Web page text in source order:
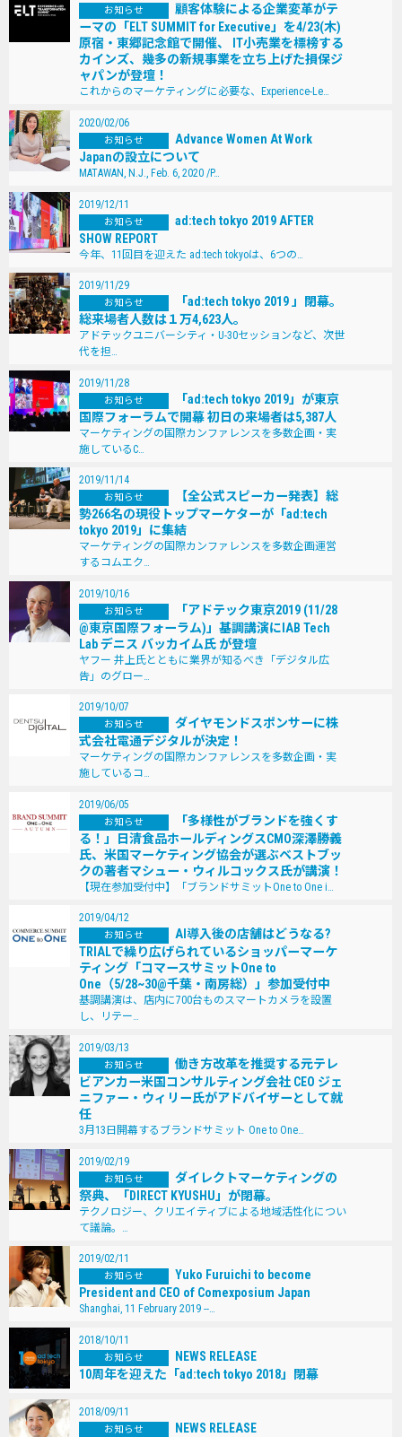
お知らせ
顧客体験による企業変⾰がテ
ーマの「ELT SUMMIT for Executive」を4/23(⽊)
原宿・東郷記念館で開催、 IT⼩売業を標榜する
カインズ、幾多の新規事業を⽴ち上げた損保ジ
ャパンが登壇！
これからのマーケティングに必要な、Experience-Le…
2020/02/06
お知らせ
Advance Women At Work
Japanの設立について
MATAWAN, N.J., Feb. 6, 2020 /P…
2019/12/11
お知らせ
ad:tech tokyo 2019 AFTER
SHOW REPORT
今年、11回目を迎えた ad:tech tokyoは、6つの…
2019/11/29
お知らせ
「ad:tech tokyo 2019 」閉幕。
総来場者人数は１万4,623人。
アドテックユニバーシティ・U-30セッションなど、次世
代を担…
2019/11/28
お知らせ
「ad:tech tokyo 2019」が東京
国際フォーラムで開幕 初日の来場者は5,387人
マーケティングの国際カンファレンスを多数企画・実
施しているC…
2019/11/14
お知らせ
【全公式スピーカー発表】総
勢266名の現役トップマーケターが「ad:tech
tokyo 2019」に集結
マーケティングの国際カンファレンスを多数企画運営
するコムエク…
2019/10/16
お知らせ
「アドテック東京2019 (11/28
@東京国際フォーラム)」基調講演にIAB Tech
Lab デニス バッカイム氏 が登壇
ヤフー 井上氏とともに業界が知るべき「デジタル広
告」のグロー…
2019/10/07
お知らせ
ダイヤモンドスポンサーに株
式会社電通デジタルが決定！
マーケティングの国際カンファレンスを多数企画・実
施しているコ…
2019/06/05
お知らせ
「多様性がブランドを強くす
る！」日清食品ホールディングスCMO深澤勝義
氏、米国マーケティング協会が選ぶベストブッ
クの著者マシュー・ウィルコックス氏が講演！
【現在参加受付中】「ブランドサミットOne to One i…
2019/04/12
お知らせ
AI導入後の店舗はどうなる?
TRIALで繰り広げられているショッパーマーケ
ティング「コマースサミットOne to
One（5/28~30@千葉・南房総）」参加受付中
基調講演は、店内に700台ものスマートカメラを設置
し、リテー…
2019/03/13
お知らせ
働き方改革を推奨する元テレ
ビアンカー米国コンサルティング会社 CEO ジェ
ニファー・ウィリー氏がアドバイザーとして就
任
3月13日開幕するブランドサミット One to One…
2019/02/19
お知らせ
ダイレクトマーケティングの
祭典、「DIRECT KYUSHU」が閉幕。
テクノロジー、クリエイティブによる地域活性化につい
て議論。…
2019/02/11
お知らせ
Yuko Furuichi to become
President and CEO of Comexposium Japan
Shanghai, 11 February 2019 --…
2018/10/11
お知らせ
NEWS RELEASE
10周年を迎えた「ad:tech tokyo 2018」閉幕
2018/09/11
お知らせ
NEWS RELEASE